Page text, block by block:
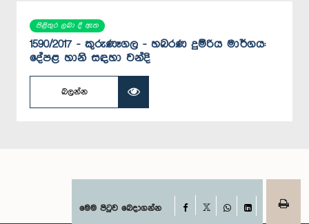
පිළිතුර ලබා දී ඇත
1590/2017 - කුරුණෑගල - හබරණ දුම්රිය මාර්ගය:
දේපළ හානි සඳහා වන්දි
බලන්න
මෙම පිටුව බෙදාගන්න Facebook
WhatsAppLinkedIn